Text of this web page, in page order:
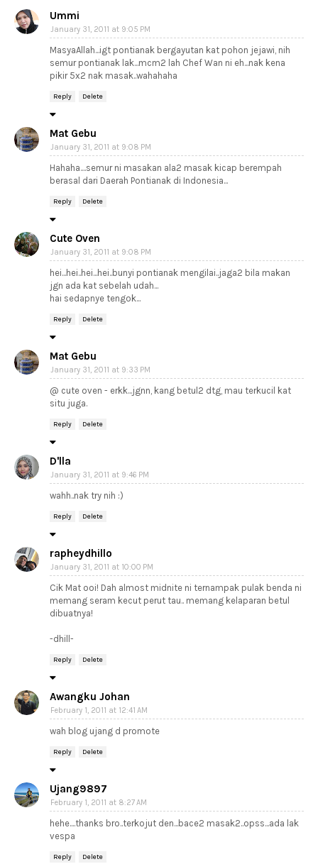
Ummi
January 31, 2011 at 9:05 PM
MasyaAllah...igt pontianak bergayutan kat pohon jejawi, nih
semur pontianak lak...mcm2 lah Chef Wan ni eh...nak kena
pikir 5x2 nak masak..wahahaha
Reply Delete
Mat Gebu
January 31, 2011 at 9:08 PM
Hahaha....semur ni masakan ala2 masak kicap berempah
berasal dari Daerah Pontianak di Indonesia...
Reply Delete
Cute Oven
January 31, 2011 at 9:08 PM
hei...hei..hei...hei..bunyi pontianak mengilai..jaga2 bila makan
jgn ada kat sebelah udah...
hai sedapnye tengok...
Reply Delete
Mat Gebu
January 31, 2011 at 9:33 PM
@ cute oven - erkk...jgnn, kang betul2 dtg, mau terkucil kat
situ juga.
Reply Delete
D'lla
January 31, 2011 at 9:46 PM
wahh..nak try nih :)
Reply Delete
rapheydhillo
January 31, 2011 at 10:00 PM
Cik Mat ooi! Dah almost midnite ni ternampak pulak benda ni
memang seram kecut perut tau.. memang kelaparan betul
dibuatnya!
-dhill-
Reply Delete
Awangku Johan
February 1, 2011 at 12:41 AM
wah blog ujang d promote
Reply Delete
Ujang9897
February 1, 2011 at 8:27 AM
hehe....thanks bro..terkojut den...bace2 masak2..opss...ada lak
vespa
Reply Delete